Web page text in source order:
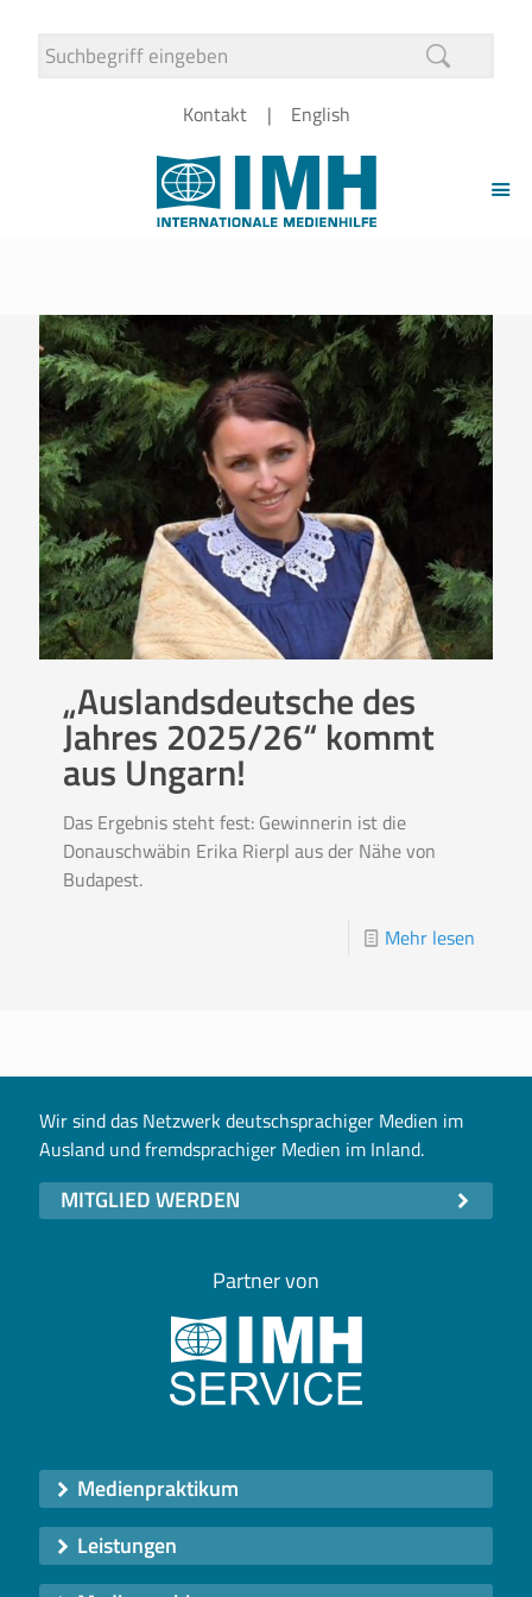
Kontakt English
„Auslandsdeutsche des
Jahres 2025/26“ kommt
aus Ungarn!
Das Ergebnis steht fest: Gewinnerin ist die
Donauschwäbin Erika Rierpl aus der Nähe von
Budapest.
Mehr lesen
Wir sind das Netzwerk deutschsprachiger Medien im
Ausland und fremdsprachiger Medien im Inland.
MITGLIED WERDEN
Partner von
Medienpraktikum
Leistungen